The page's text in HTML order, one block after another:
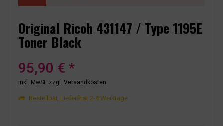
Original Ricoh 431147 / Type 1195E
Toner Black
95,90 € *
inkl. MwSt. zzgl. Versandkosten
Bestellbar, Lieferfrist 2-4 Werktage